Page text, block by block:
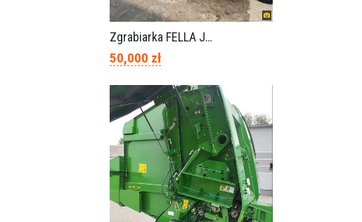
Zgrabiarka FELLA JURA 1402
50,000 zł